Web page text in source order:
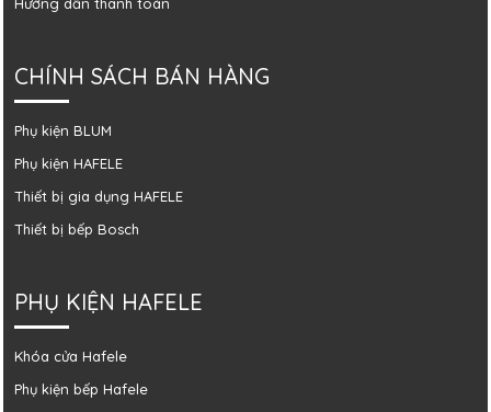
CHÍNH SÁCH BÁN HÀNG
Phụ kiện BLUM
Phụ kiện HAFELE
Thiết bị gia dụng HAFELE
Thiết bị bếp Bosch
PHỤ KIỆN HAFELE
Khóa cửa Hafele
Phụ kiện bếp Hafele